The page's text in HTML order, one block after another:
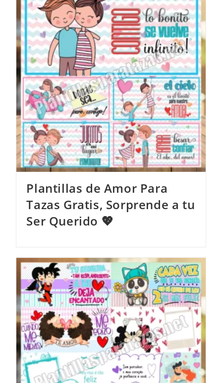
Plantillas de Amor Para
Tazas Gratis, Sorprende a tu
Ser Querido 💖